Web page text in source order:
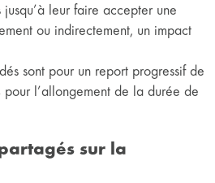
leur faire accepter une
ou indirectement, un impact
sont pour un report progressif de
l’allongement de la durée de
sur la